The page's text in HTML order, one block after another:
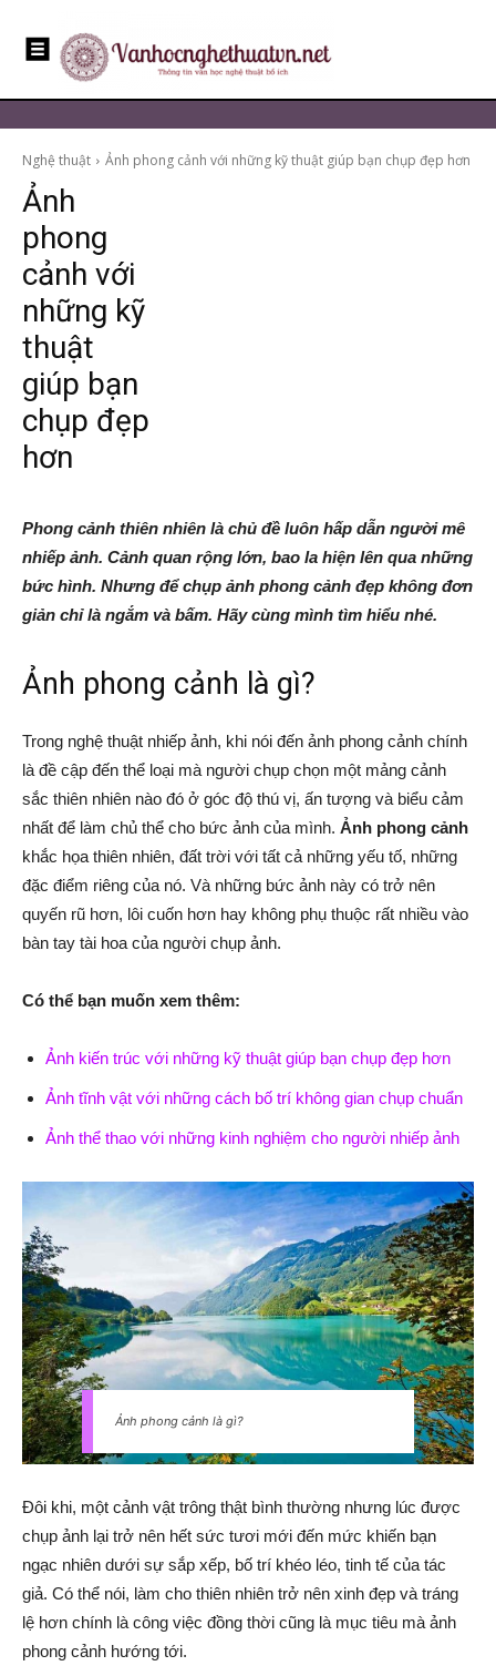
Nghệ thuật Ảnh phong cảnh với những kỹ thuật giúp bạn chụp đẹp hơn
Ảnh
phong
cảnh với
những kỹ
thuật
giúp bạn
chụp đẹp
hơn
Phong cảnh thiên nhiên là chủ đề luôn hấp dẫn người mê
nhiếp ảnh. Cảnh quan rộng lớn, bao la hiện lên qua những
bức hình. Nhưng để chụp ảnh phong cảnh đẹp không đơn
giản chỉ là ngắm và bấm. Hãy cùng mình tìm hiểu nhé.
Ảnh phong cảnh là gì?
Trong nghệ thuật nhiếp ảnh, khi nói đến ảnh phong cảnh chính
là đề cập đến thể loại mà người chụp chọn một mảng cảnh
sắc thiên nhiên nào đó ở góc độ thú vị, ấn tượng và biểu cảm
nhất để làm chủ thể cho bức ảnh của mình. Ảnh phong cảnh
khắc họa thiên nhiên, đất trời với tất cả những yếu tố, những
đặc điểm riêng của nó. Và những bức ảnh này có trở nên
quyến rũ hơn, lôi cuốn hơn hay không phụ thuộc rất nhiều vào
bàn tay tài hoa của người chụp ảnh.
Có thể bạn muốn xem thêm:
Ảnh kiến trúc với những kỹ thuật giúp bạn chụp đẹp hơn
Ảnh tĩnh vật với những cách bố trí không gian chụp chuẩn
Ảnh thể thao với những kinh nghiệm cho người nhiếp ảnh
Ảnh phong cảnh là gì?
Đôi khi, một cảnh vật trông thật bình thường nhưng lúc được
chụp ảnh lại trở nên hết sức tươi mới đến mức khiến bạn
ngạc nhiên dưới sự sắp xếp, bố trí khéo léo, tinh tế của tác
giả. Có thể nói, làm cho thiên nhiên trở nên xinh đẹp và tráng
lệ hơn chính là công việc đồng thời cũng là mục tiêu mà ảnh
phong cảnh hướng tới.